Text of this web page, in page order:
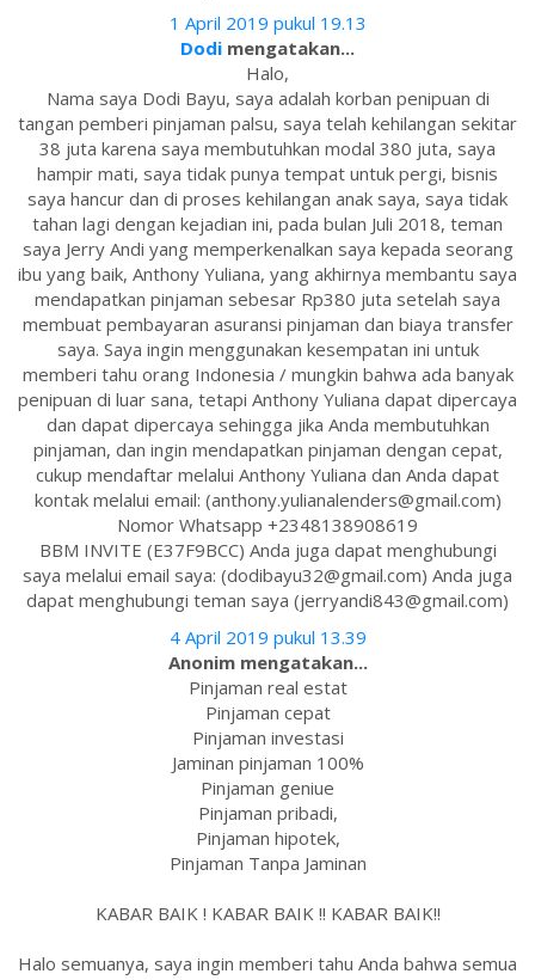
1 April 2019 pukul 19.13
Dodi mengatakan...
Halo,
Nama saya Dodi Bayu, saya adalah korban penipuan di
tangan pemberi pinjaman palsu, saya telah kehilangan sekitar
38 juta karena saya membutuhkan modal 380 juta, saya
hampir mati, saya tidak punya tempat untuk pergi, bisnis
saya hancur dan di proses kehilangan anak saya, saya tidak
tahan lagi dengan kejadian ini, pada bulan Juli 2018, teman
saya Jerry Andi yang memperkenalkan saya kepada seorang
ibu yang baik, Anthony Yuliana, yang akhirnya membantu saya
mendapatkan pinjaman sebesar Rp380 juta setelah saya
membuat pembayaran asuransi pinjaman dan biaya transfer
saya. Saya ingin menggunakan kesempatan ini untuk
memberi tahu orang Indonesia / mungkin bahwa ada banyak
penipuan di luar sana, tetapi Anthony Yuliana dapat dipercaya
dan dapat dipercaya sehingga jika Anda membutuhkan
pinjaman, dan ingin mendapatkan pinjaman dengan cepat,
cukup mendaftar melalui Anthony Yuliana dan Anda dapat
kontak melalui email: (anthony.yulianalenders@gmail.com)
Nomor Whatsapp +2348138908619
BBM INVITE (E37F9BCC) Anda juga dapat menghubungi
saya melalui email saya: (dodibayu32@gmail.com) Anda juga
dapat menghubungi teman saya (jerryandi843@gmail.com)
4 April 2019 pukul 13.39
Anonim mengatakan...
Pinjaman real estat
Pinjaman cepat
Pinjaman investasi
Jaminan pinjaman 100%
Pinjaman geniue
Pinjaman pribadi,
Pinjaman hipotek,
Pinjaman Tanpa Jaminan
KABAR BAIK ! KABAR BAIK !! KABAR BAIK!!
Halo semuanya, saya ingin memberi tahu Anda bahwa semua